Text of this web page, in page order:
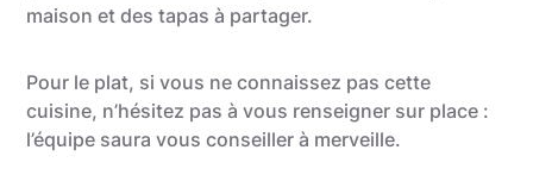
maison et des tapas à partager.
Pour le plat, si vous ne connaissez pas cette
cuisine, n’hésitez pas à vous renseigner sur place :
l’équipe saura vous conseiller à merveille.